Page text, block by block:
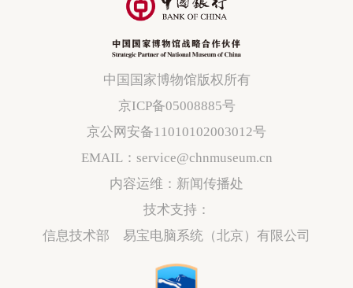
中国国家博物馆版权所有
京ICP备05008885号
京公网安备11010102003012号
EMAIL：service@chnmuseum.cn
内容运维：新闻传播处
技术支持：
信息技术部 易宝电脑系统（北京）有限公司